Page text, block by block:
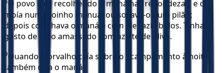
O povo saía recolhendo o maná nas redondezas, e o
moía num moinho manual ou socava-o num pilão;
depois cozinhava o maná e com ele fazia bolos. Tinha
gosto de bolo amassado com azeite de oliva.
9Quando o orvalho caía sobre o acampamento à noite,
também caía o maná.